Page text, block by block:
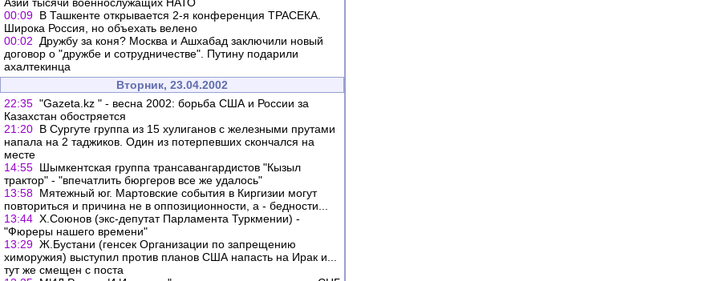
00:09 В Ташкенте открывается 2-я конференция ТРАСЕКА.
Широка Россия, но объехать велено
00:02
Дружбу за коня? Москва и Ашхабад заключили новый
договор о "дружбе и сотрудничестве". Путину подарили
ахалтекинца
Вторник, 23.04.2002
22:35 "Gazeta.kz " - весна 2002: борьба США и России за
Казахстан обостряется
21:20 В Сургуте группа из 15 хулиганов с железными прутами
напала на 2 таджиков. Один из потерпевших скончался на
месте
14:55 Шымкентская группа трансавангардистов "Кызыл
трактор" - "впечатлить бюргеров все же удалось"
13:58 Мятежный юг. Мартовские события в Киргизии могут
повториться и причина не в оппозиционности, а - бедности...
13:44 Х.Союнов (экс-депутат Парламента Туркмении) -
"Фюреры нашего времени"
13:29 Ж.Бустани (генсек Организации по запрещению
химоружия) выступил против планов США напасть на Ирак и...
тут же смещен с поста